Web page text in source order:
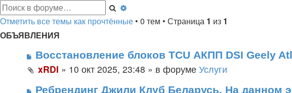
Поиск
поиск
Отметить все темы как прочтённые • 0 тем • Страница 1 из 1
ОБЪЯВЛЕНИЯ
Восстановление блоков TCU АКПП DSI Geely
xRDI » 10 окт 2025, 23:48 » в форуме Услуги
Ребрендинг Джили Клуб Беларусь. На данном